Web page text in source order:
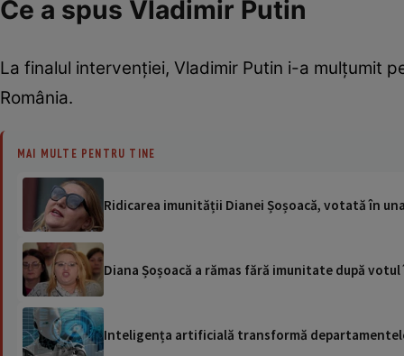
Ce a spus Vladimir Putin
La finalul intervenției, Vladimir Putin i-a mulțumit
România.
MAI MULTE PENTRU TINE
Ridicarea imunității Dianei Șoșoacă, votată în
Diana Șoșoacă a rămas fără imunitate după
Inteligența artificială transformă